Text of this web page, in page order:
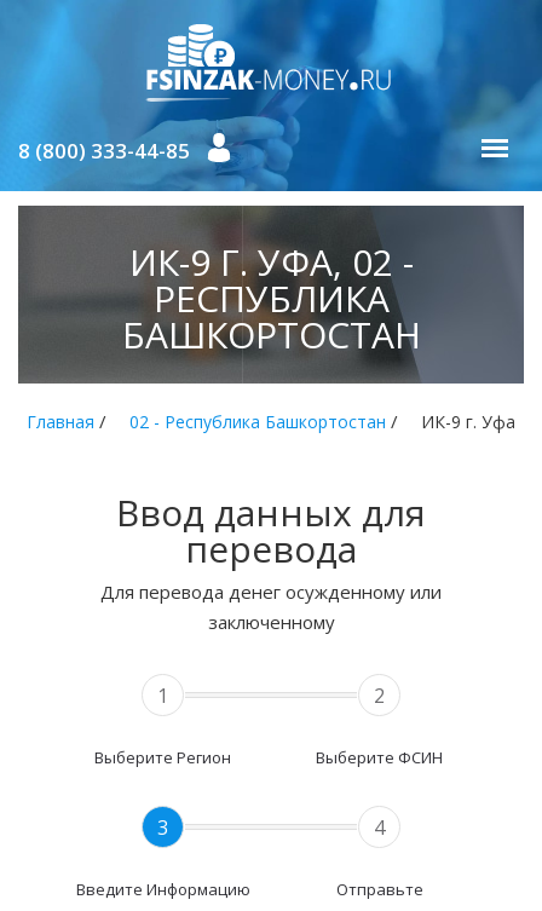
8 (800) 333-44-85
ИК-9 Г. УФА, 02 -
РЕСПУБЛИКА
БАШКОРТОСТАН
Главная / 02 - Республика Башкортостан / ИК-9 г. Уфа
Ввод данных для
перевода
Для перевода денег осужденному или
заключенному
1
Выберите Регион
2
Выберите ФСИН
3
Введите Информацию
4
Отправьте